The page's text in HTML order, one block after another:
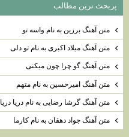
پربحث ترين مطالب
متن آهنگ برزين به نام واسه تو
متن آهنگ میلاد اکبری به نام تو دلی
متن آهنگ گو چرا چون میکنی
متن آهنگ امیرحسین به نام متهم
متن آهنگ گرشا رضایی به نام دریا دریا
متن آهنگ جواد دهقان به نام کارما